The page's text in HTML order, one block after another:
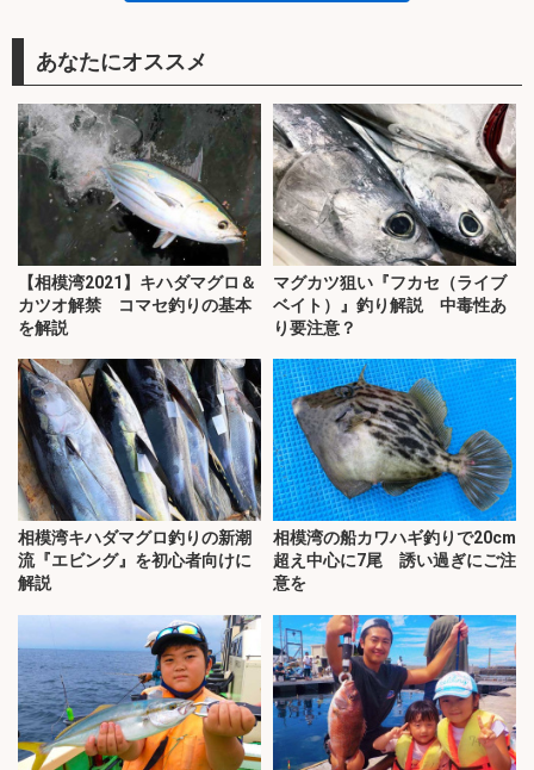
あなたにオススメ
【相模湾2021】キハダマグロ＆
カツオ解禁 コマセ釣りの基本
を解説
マグカツ狙い『フカセ（ライブ
ベイト）』釣り解説 中毒性あ
り要注意？
相模湾キハダマグロ釣りの新潮
流『エビング』を初心者向けに
解説
相模湾の船カワハギ釣りで20cm
超え中心に7尾 誘い過ぎにご注
意を